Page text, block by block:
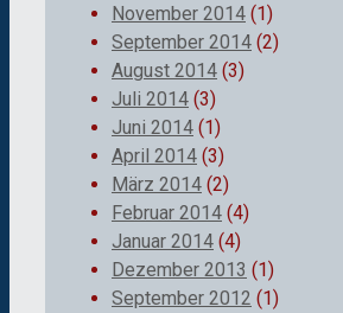
November 2014 (1)
September 2014 (2)
August 2014 (3)
Juli 2014 (3)
Juni 2014 (1)
April 2014 (3)
März 2014 (2)
Februar 2014 (4)
Januar 2014 (4)
Dezember 2013 (1)
September 2012 (1)